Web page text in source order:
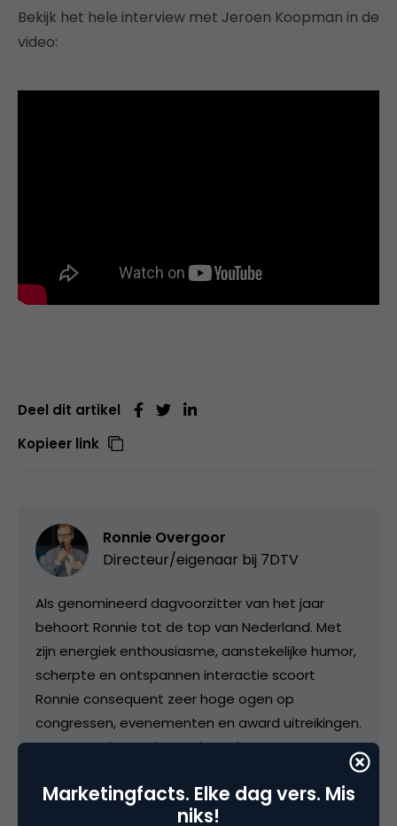
Bekijk het hele interview met Jeroen Koopman in de
video:
Deel dit artikel
Kopieer link
Ronnie Overgoor
Directeur/eigenaar bij 7DTV
Als genomineerd dagvoorzitter van het jaar
behoort Ronnie tot de top van Nederland. Met
zijn energiek enthousiasme, aanstekelijke humor,
scherpte en ontspannen interactie scoort
Ronnie consequent zeer hoge ogen op
congressen, evenementen en award uitreikingen.
Daarnaast is Ronnie een interviewer met een
switcht razendsnel tussen serieuze vragen en
scherpe humor. Hij houdt van open en echte
Marketingfacts. Elke dag vers. Mis
niks!